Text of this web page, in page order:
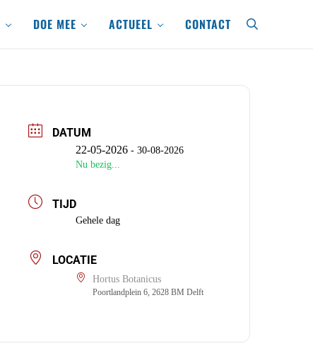
DOE MEE ACTUEEL CONTACT search
DATUM
22-05-2026- 30-08-2026
Nu bezig...
TIJD
Gehele dag
LOCATIE
Hortus Botanicus
Poortlandplein 6, 2628 BM Delft